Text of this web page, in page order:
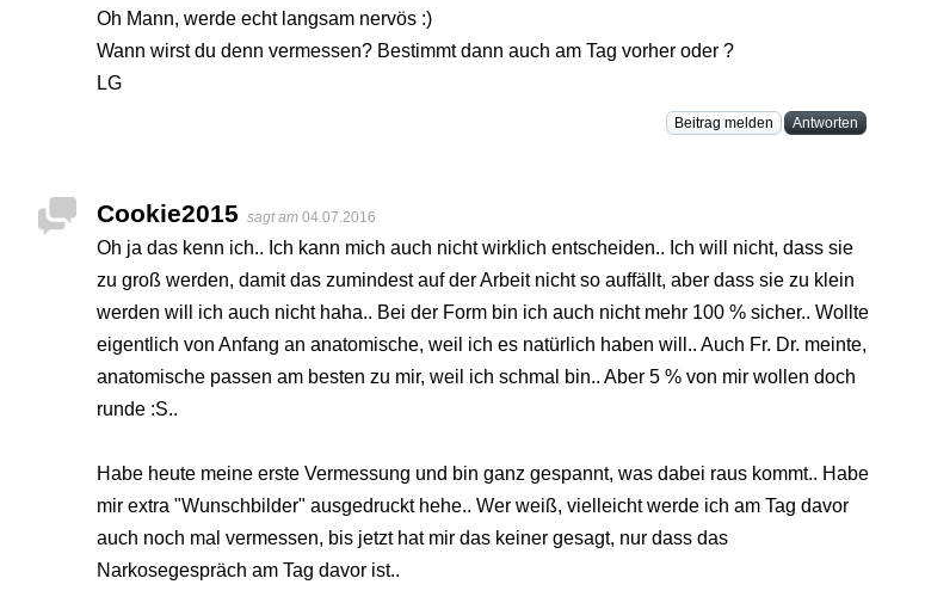
Oh Mann, werde echt langsam nervös :)
Wann wirst du denn vermessen? Bestimmt dann auch am Tag vorher oder ?
LG
Beitrag melden Antworten
Cookie2015 sagt am 04.07.2016
Oh ja das kenn ich.. Ich kann mich auch nicht wirklich entscheiden.. Ich will nicht, dass sie
zu groß werden, damit das zumindest auf der Arbeit nicht so auffällt, aber dass sie zu klein
werden will ich auch nicht haha.. Bei der Form bin ich auch nicht mehr 100 % sicher.. Wollte
eigentlich von Anfang an anatomische, weil ich es natürlich haben will.. Auch Fr. Dr. meinte,
anatomische passen am besten zu mir, weil ich schmal bin.. Aber 5 % von mir wollen doch
runde :S..
Habe heute meine erste Vermessung und bin ganz gespannt, was dabei raus kommt.. Habe
mir extra "Wunschbilder" ausgedruckt hehe.. Wer weiß, vielleicht werde ich am Tag davor
auch noch mal vermessen, bis jetzt hat mir das keiner gesagt, nur dass das
Narkosegespräch am Tag davor ist..